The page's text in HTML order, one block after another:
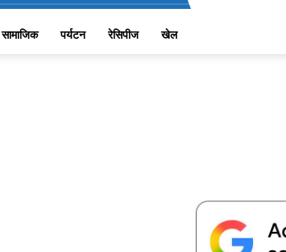
सामाजिक पर्यटन रेसिपीज खेल
Telegram